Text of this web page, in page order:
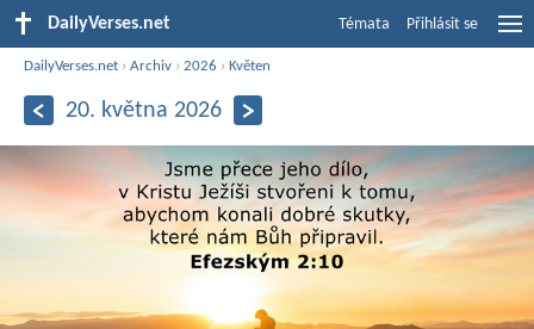
DailyVerses.net Témata Přihlásit se
DailyVerses.net ›Archiv ›2026 ›Květen
20. května 2026